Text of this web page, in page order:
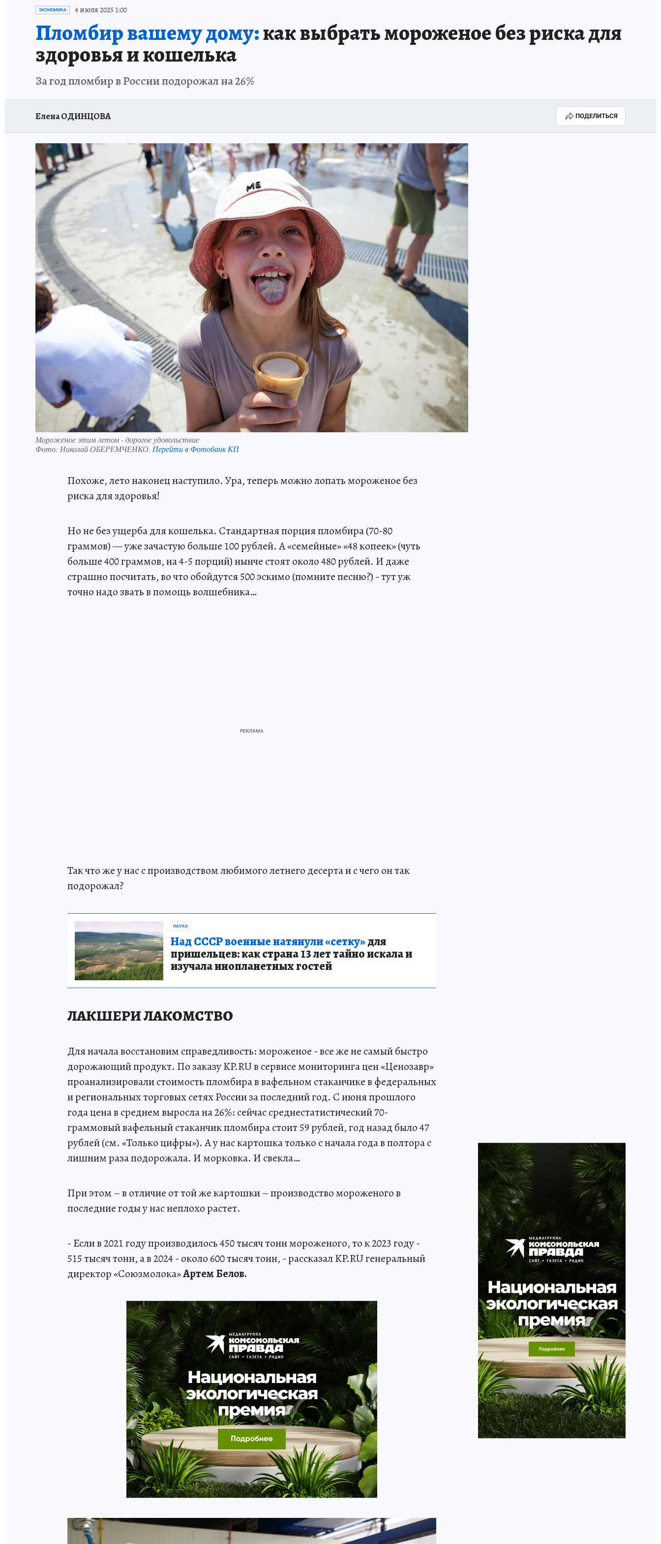
ИСПЫТАНО НА СЕБЕ
ЭКОНОМИКА 4 июля 2025 1:00
Пломбир вашему дому:как выбрать мороженое без риска для
здоровья и кошелька
За год пломбир в России подорожал на 26%
Елена ОДИНЦОВА ПОДЕЛИТЬСЯ
Мороженое этим летом - дорогое удовольствие
Фото: Николай ОБЕРЕМЧЕНКО. Перейти в Фотобанк КП
Похоже, лето наконец наступило. Ура, теперь можно лопать мороженое без
риска для здоровья!
Но не без ущерба для кошелька. Стандартная порция пломбира (70-80
граммов) — уже зачастую больше 100 рублей. А «семейные» «48 копеек» (чуть
больше 400 граммов, на 4-5 порций) нынче стоят около 480 рублей. И даже
страшно посчитать, во что обойдутся 500 эскимо (помните песню?) - тут уж
точно надо звать в помощь волшебника…
Так что же у нас с производством любимого летнего десерта и с чего он так
подорожал?
НАУКА
Над СССР военные натянули «сетку»для
пришельцев: как страна 13 лет тайно искала и
изучала инопланетных гостей
ЛАКШЕРИ ЛАКОМСТВО
Для начала восстановим справедливость: мороженое - все же не самый быстро
дорожающий продукт. По заказу KP.RU в сервисе мониторинга цен «Ценозавр»
проанализировали стоимость пломбира в вафельном стаканчике в федеральных
и региональных торговых сетях России за последний год. С июня прошлого
года цена в среднем выросла на 26%: сейчас среднестатистический 70-
граммовый вафельный стаканчик пломбира стоит 59 рублей, год назад было 47
рублей (см. «Только цифры»). А у нас картошка только с начала года в полтора с
лишним раза подорожала. И морковка. И свекла…
При этом – в отличие от той же картошки – производство мороженого в
последние годы у нас неплохо растет.
- Если в 2021 году производилось 450 тысяч тонн мороженого, то к 2023 году -
515 тысяч тонн, а в 2024 - около 600 тысяч тонн, - рассказал KP.RU генеральный
директор «Союзмолока»Артем Белов.